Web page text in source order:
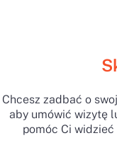
Chcesz zadbać o
aby umówić wizytę
pomóc Ci